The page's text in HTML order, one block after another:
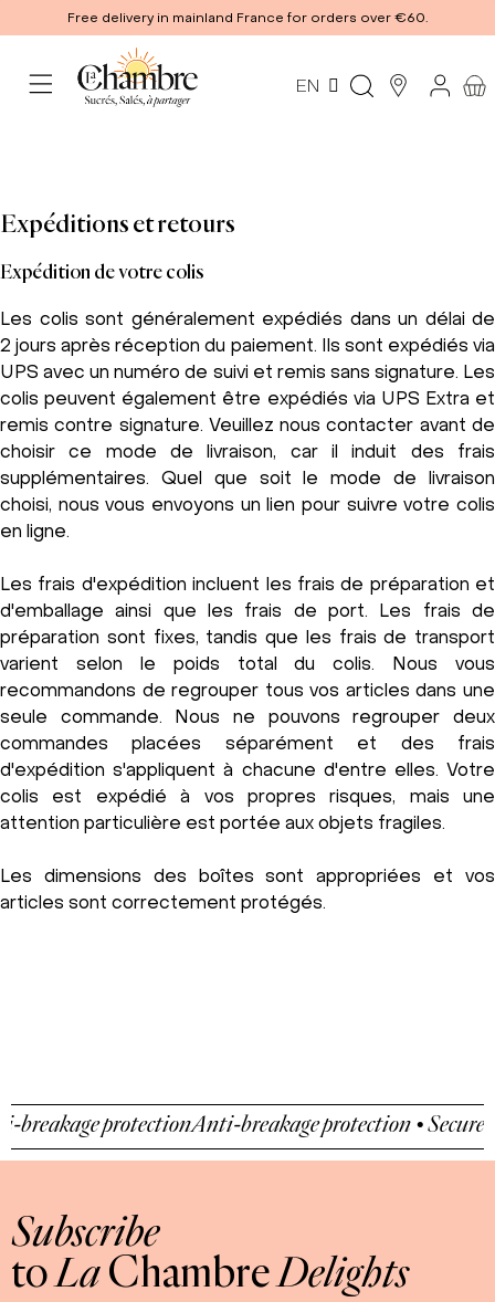
Free delivery in mainland France for orders over €60.
EN
Expéditions et retours
Expédition de votre colis
Les colis sont généralement expédiés dans un délai de
2 jours après réception du paiement. Ils sont expédiés via
UPS avec un numéro de suivi et remis sans signature. Les
colis peuvent également être expédiés via UPS Extra et
remis contre signature. Veuillez nous contacter avant de
choisir ce mode de livraison, car il induit des frais
supplémentaires. Quel que soit le mode de livraison
choisi, nous vous envoyons un lien pour suivre votre colis
en ligne.
Les frais d'expédition incluent les frais de préparation et
d'emballage ainsi que les frais de port. Les frais de
préparation sont fixes, tandis que les frais de transport
varient selon le poids total du colis. Nous vous
recommandons de regrouper tous vos articles dans une
seule commande. Nous ne pouvons regrouper deux
commandes placées séparément et des frais
d'expédition s'appliquent à chacune d'entre elles. Votre
colis est expédié à vos propres risques, mais une
attention particulière est portée aux objets fragiles.
Les dimensions des boîtes sont appropriées et vos
articles sont correctement protégés.
protectionAnti-breakage protection • Secure
Subscribe
toLaChambreDelights